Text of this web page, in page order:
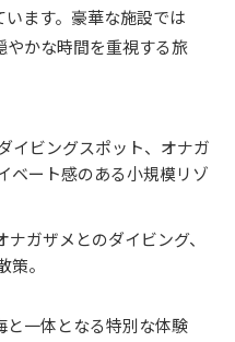
ます。豪華な施設では
やかな時間を重視する旅
イビングスポット、オナガ
ベート感のある小規模リゾ
ナガザメとのダイビング、
。
と一体となる特別な体験